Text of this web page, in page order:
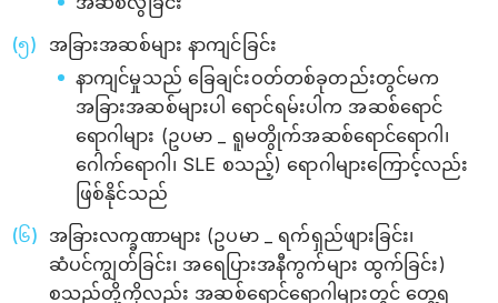
အခြားအဆစ်များ နာကျင်ခြင်း
နာကျင်မှုသည် ခြေချင်းဝတ်တစ်ခုတည်းတွင်မက
အခြားအဆစ်များပါ ရောင်ရမ်းပါက အဆစ်ရောင်
ရောဂါများ (ဥပမာ _ ရူမတွိုက်အဆစ်ရောင်ရောဂါ၊
ဂေါက်ရောဂါ၊ SLE စသည့်) ရောဂါများကြောင့်လည်း
ဖြစ်နိုင်သည်
အခြားလက္ခဏာများ (ဥပမာ _ ရက်ရှည်ဖျားခြင်း၊
ဆံပင်ကျွတ်ခြင်း၊ အရေပြားအနီကွက်များ ထွက်ခြင်း)
စသည်တို့ကိုလည်း အဆစ်ရောင်ရောဂါများတွင် တွေ့ရ